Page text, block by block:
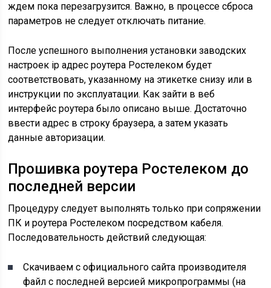
ждем пока перезагрузится. Важно, в процессе сброса
параметров не следует отключать питание.
После успешного выполнения установки заводских
настроек ip адрес роутера Ростелеком будет
соответствовать, указанному на этикетке снизу или в
инструкции по эксплуатации. Как зайти в веб
интерфейс роутера было описано выше. Достаточно
ввести адрес в строку браузера, а затем указать
данные авторизации.
Прошивка роутера Ростелеком до
последней версии
Процедуру следует выполнять только при сопряжении
ПК и роутера Ростелеком посредством кабеля.
Последовательность действий следующая:
Скачиваем с официального сайта производителя
файл с последней версией микропрограммы (на